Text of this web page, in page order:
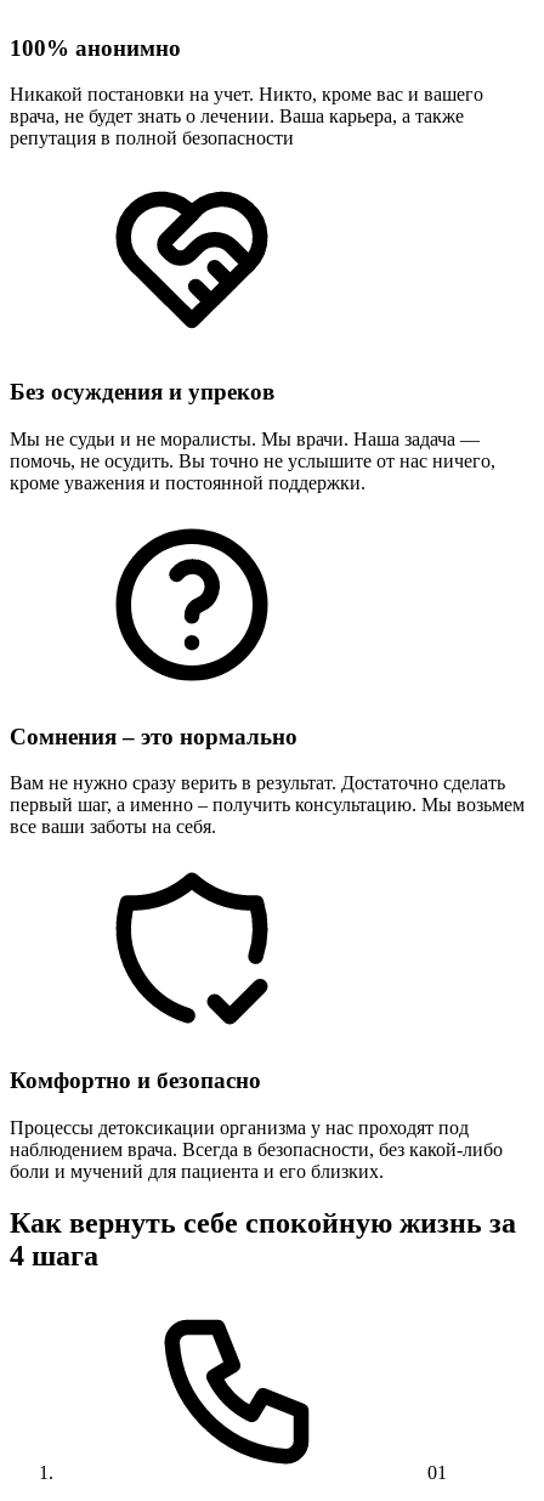
100% анонимно
Никакой постановки на учет. Никто, кроме вас и вашего
врача, не будет знать о лечении. Ваша карьера, а также
репутация в полной безопасности
Без осуждения и упреков
Мы не судьи и не моралисты. Мы врачи. Наша задача —
помочь, не осудить. Вы точно не услышите от нас ничего,
кроме уважения и постоянной поддержки.
Сомнения – это нормально
Вам не нужно сразу верить в результат. Достаточно сделать
первый шаг, а именно – получить консультацию. Мы возьмем
все ваши заботы на себя.
Комфортно и безопасно
Процессы детоксикации организма у нас проходят под
наблюдением врача. Всегда в безопасности, без какой-либо
боли и мучений для пациента и его близких.
Как вернуть себе спокойную жизнь за
4 шага
01